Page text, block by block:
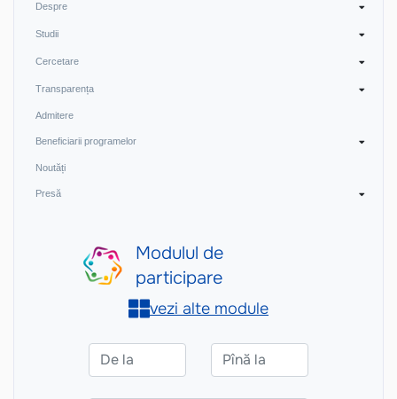
Despre
Studii
Cercetare
Transparența
Admitere
Beneficiarii programelor
Noutăți
Presă